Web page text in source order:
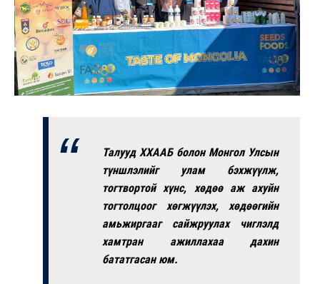
Талууд ХХААБ болон Монгол Улсын
түншлэлийг улам бэхжүүлж,
тогтвортой хүнс, хөдөө аж ахуйн
тогтолцоог хөгжүүлэх, хөдөөгийн
амьжиргааг сайжруулах чиглэлд
хамтран ажиллахаа дахин
бататгасан юм.